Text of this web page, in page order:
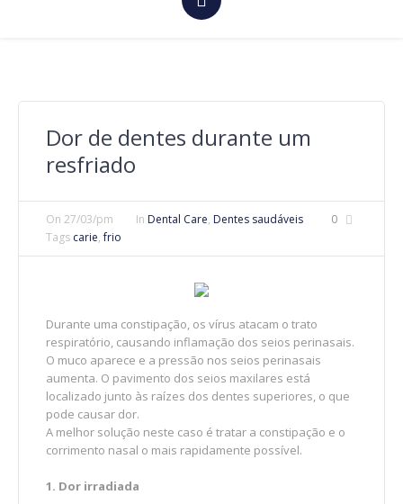
Dor de dentes durante um
resfriado
0
On 27/03/pm In Dental Care, Dentes saudáveis
Tags carie,frio
Durante uma constipação, os vírus atacam o trato
respiratório, causando inflamação dos seios perinasais.
O muco aparece e a pressão nos seios perinasais
aumenta. O pavimento dos seios maxilares está
localizado junto às raízes dos dentes superiores, o que
pode causar dor.
A melhor solução neste caso é tratar a constipação e o
corrimento nasal o mais rapidamente possível.
1. Dor irradiada